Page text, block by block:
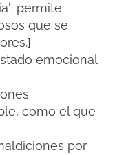
permite
que se
emocional
como el que
por